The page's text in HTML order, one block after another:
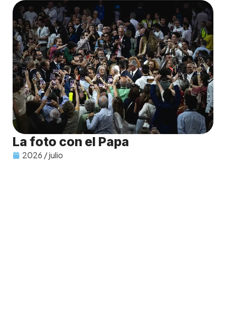
La foto con el Papa
2026 / julio